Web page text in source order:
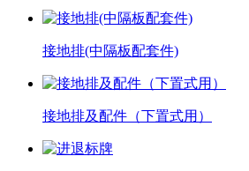
接地排(中隔板配套件)
接地排及配件（下置式用）